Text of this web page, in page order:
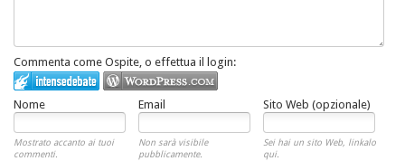
Commenta come Ospite, o effettua il login:
Nome Email Sito Web (opzionale)
Mostrato accanto ai tuoi
commenti.
Non sarà visibile
pubblicamente.
Sei hai un sito Web, linkalo
qui.